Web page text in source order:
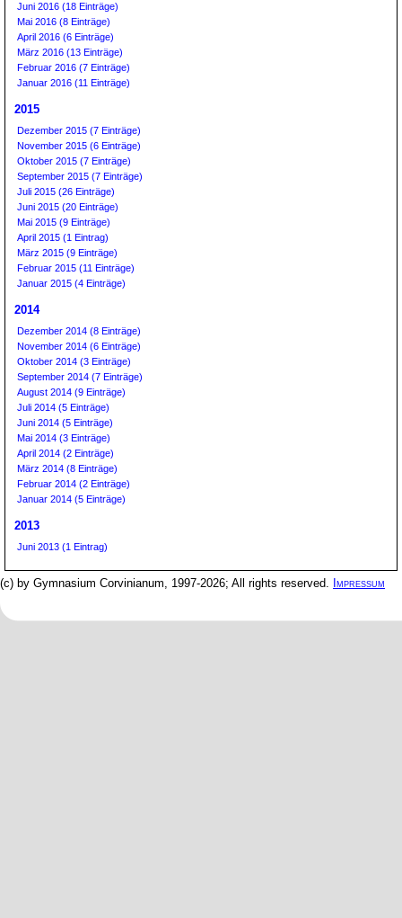
Juni 2016 (18 Einträge)
Mai 2016 (8 Einträge)
April 2016 (6 Einträge)
März 2016 (13 Einträge)
Februar 2016 (7 Einträge)
Januar 2016 (11 Einträge)
2015
Dezember 2015 (7 Einträge)
November 2015 (6 Einträge)
Oktober 2015 (7 Einträge)
September 2015 (7 Einträge)
Juli 2015 (26 Einträge)
Juni 2015 (20 Einträge)
Mai 2015 (9 Einträge)
April 2015 (1 Eintrag)
März 2015 (9 Einträge)
Februar 2015 (11 Einträge)
Januar 2015 (4 Einträge)
2014
Dezember 2014 (8 Einträge)
November 2014 (6 Einträge)
Oktober 2014 (3 Einträge)
September 2014 (7 Einträge)
August 2014 (9 Einträge)
Juli 2014 (5 Einträge)
Juni 2014 (5 Einträge)
Mai 2014 (3 Einträge)
April 2014 (2 Einträge)
März 2014 (8 Einträge)
Februar 2014 (2 Einträge)
Januar 2014 (5 Einträge)
2013
Juni 2013 (1 Eintrag)
(c) by Gymnasium Corvinianum, 1997-2026; All rights reserved. Impressum